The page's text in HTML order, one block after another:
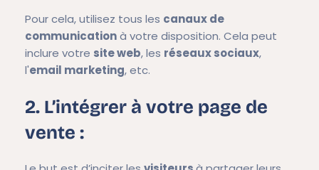
Pour cela, utilisez tous les canaux de
communicationà votre disposition. Cela peut
inclure votre site web, les réseaux sociaux,
l'email marketing, etc.
2. L’intégrer à votre page de
vente :